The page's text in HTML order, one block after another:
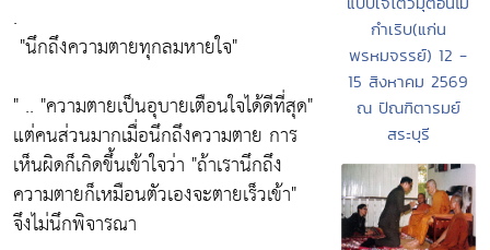
.
"นึกถึงความตายทุกลมหายใจ"
" .. "ความตายเป็นอุบายเตือนใจได้ดีที่สุด"
แต่คนส่วนมากเมื่อนึกถึงความตาย การ
เห็นผิดก็เกิดขึ้นเข้าใจว่า "ถ้าเรานึกถึง
ความตายก็เหมือนตัวเองจะตายเร็วเข้า"
จึงไม่นึกพิจารณา
กำเริบ(แก่น
พรหมจรรย์) 12 -
15 สิงหาคม 2569
ณ ปัณฑิตารมย์
สระบุรี